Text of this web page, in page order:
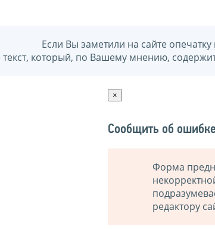
Если Вы заметили на сайте
текст, который, по Вашему мнению,
×
Сообщить об
Форма
редактору